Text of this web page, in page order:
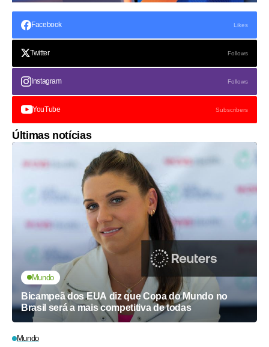
Facebook Likes
Twitter Follows
Instagram Follows
YouTube Subscribers
Últimas notícias
Mundo
Bicampeã dos EUA diz que Copa do Mundo no
Brasil será a mais competitiva de todas
Mundo